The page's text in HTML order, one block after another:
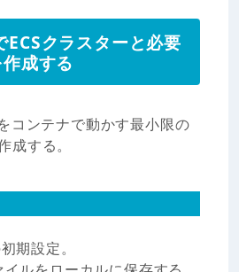
クラスターと必要
成する
コンテナで動かす最小限の
成する。
期設定。